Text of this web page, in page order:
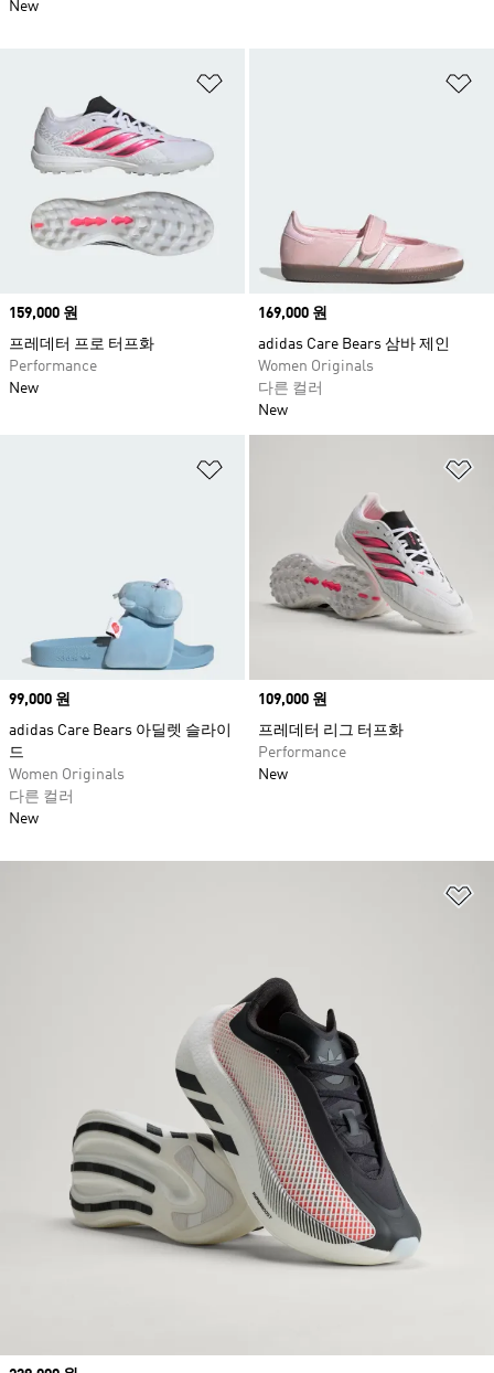
Price
159,000 원
프레데터 프로 터프화
Performance
New
Price
169,000 원
adidas Care Bears 삼바 제인
Women Originals
다른 컬러
New
Price
99,000 원
adidas Care Bears 아딜렛 슬라이
드
Women Originals
다른 컬러
New
Price
109,000 원
프레데터 리그 터프화
Performance
New
New